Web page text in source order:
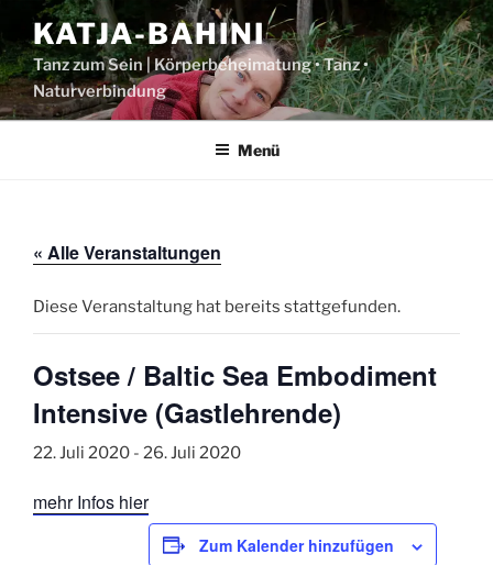
Inhalt
springen
KATJA-BAHINI
Tanz zum Sein | Körperbeheimatung • Tanz •
Naturverbindung
Menü
« Alle Veranstaltungen
Diese Veranstaltung hat bereits stattgefunden.
Ostsee / Baltic Sea Embodiment
Intensive (Gastlehrende)
22. Juli 2020 - 26. Juli 2020
mehr Infos hier
Zum Kalender hinzufügen